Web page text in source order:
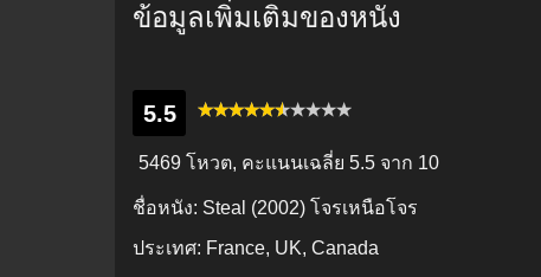
ข้อมูลเพิ่มเติมของหนัง
5.5
5469 โหวต, คะแนนเฉลี่ย 5.5 จาก 10
ชื่อหนัง: Steal (2002) โจรเหนือโจร
ประเทศ: France, UK, Canada